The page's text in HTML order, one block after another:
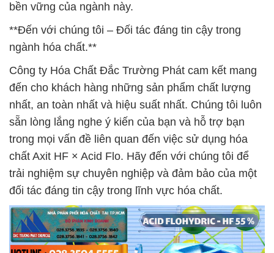
bền vững của ngành này.
**Đến với chúng tôi – Đối tác đáng tin cậy trong
ngành hóa chất.**
Công ty Hóa Chất Đắc Trường Phát cam kết mang
đến cho khách hàng những sản phẩm chất lượng
nhất, an toàn nhất và hiệu suất nhất. Chúng tôi luôn
sẵn lòng lắng nghe ý kiến của bạn và hỗ trợ bạn
trong mọi vấn đề liên quan đến việc sử dụng hóa
chất Axit HF × Acid Flo. Hãy đến với chúng tôi để
trải nghiệm sự chuyên nghiệp và đảm bảo của một
đối tác đáng tin cậy trong lĩnh vực hóa chất.